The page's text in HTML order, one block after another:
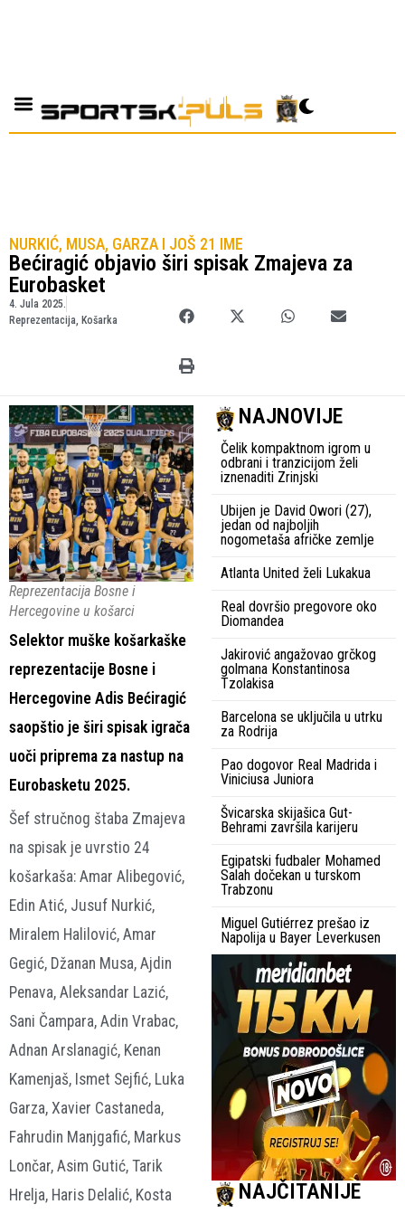
NURKIĆ, MUSA, GARZA I JOŠ 21 IME
Bećiragić objavio širi spisak Zmajeva za
Eurobasket
4. Jula 2025.
Reprezentacija, Košarka
Reprezentacija Bosne i
Hercegovine u košarci
Selektor muške košarkaške
reprezentacije Bosne i
Hercegovine Adis Bećiragić
saopštio je širi spisak igrača
uoči priprema za nastup na
Eurobasketu 2025.
Šef stručnog štaba Zmajeva
na spisak je uvrstio 24
košarkaša: Amar Alibegović,
Edin Atić, Jusuf Nurkić,
Miralem Halilović, Amar
Gegić, Džanan Musa, Ajdin
Penava, Aleksandar Lazić,
Sani Čampara, Adin Vrabac,
Adnan Arslanagić, Kenan
Kamenjaš, Ismet Sejfić, Luka
Garza, Xavier Castaneda,
Fahrudin Manjgafić, Markus
Lončar, Asim Gutić, Tarik
Hrelja, Haris Delalić, Kosta
NAJNOVIJE
Čelik kompaktnom igrom u
odbrani i tranzicijom želi
iznenaditi Zrinjski
Ubijen je David Owori (27),
jedan od najboljih
nogometaša afričke zemlje
Atlanta United želi Lukakua
Real dovršio pregovore oko
Diomandea
Jakirović angažovao grčkog
golmana Konstantinosa
Tzolakisa
Barcelona se uključila u utrku
za Rodrija
Pao dogovor Real Madrida i
Viniciusa Juniora
Švicarska skijašica Gut-
Behrami završila karijeru
Egipatski fudbaler Mohamed
Salah dočekan u turskom
Trabzonu
Miguel Gutiérrez prešao iz
Napolija u Bayer Leverkusen
NAJČITANIJE